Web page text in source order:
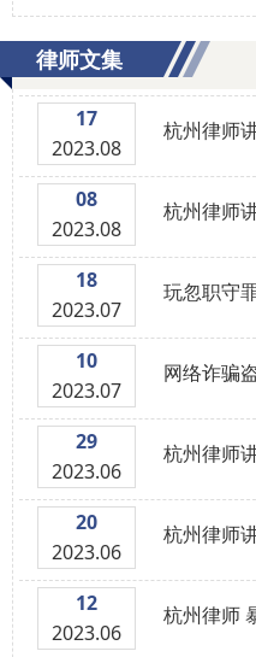
律师文集
17
2023.08
杭州律师
08
2023.08
杭州律师
18
2023.07
玩忽职守
10
2023.07
网络诈骗
29
2023.06
杭州律师
20
2023.06
12
2023.06